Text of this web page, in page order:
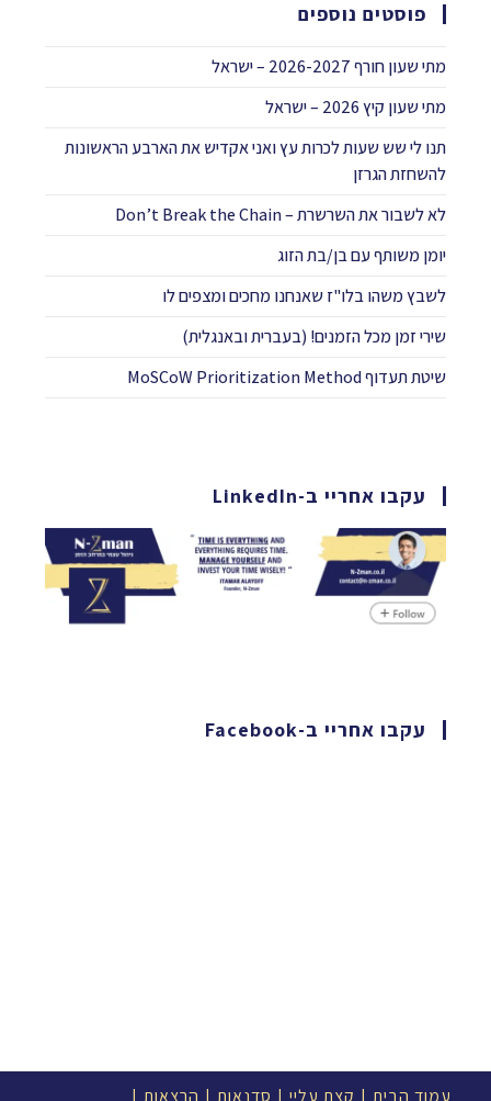
פוסטים נוספים
מתי שעון חורף 2026-2027 – ישראל
מתי שעון קיץ 2026 – ישראל
תנו לי שש שעות לכרות עץ ואני אקדיש את הארבע הראשונות
להשחזת הגרזן
לא לשבור את השרשרת – Don’t Break the Chain
יומן משותף עם בן/בת הזוג
לשבץ משהו בלו"ז שאנחנו מחכים ומצפים לו​
שירי זמן מכל הזמנים! (בעברית ובאנגלית)
שיטת תעדוף MoSCoW Prioritization Method
עקבו אחריי ב-LinkedIn
עקבו אחריי ב-Facebook
עמוד הבית קצת עליי סדנאות הרצאות